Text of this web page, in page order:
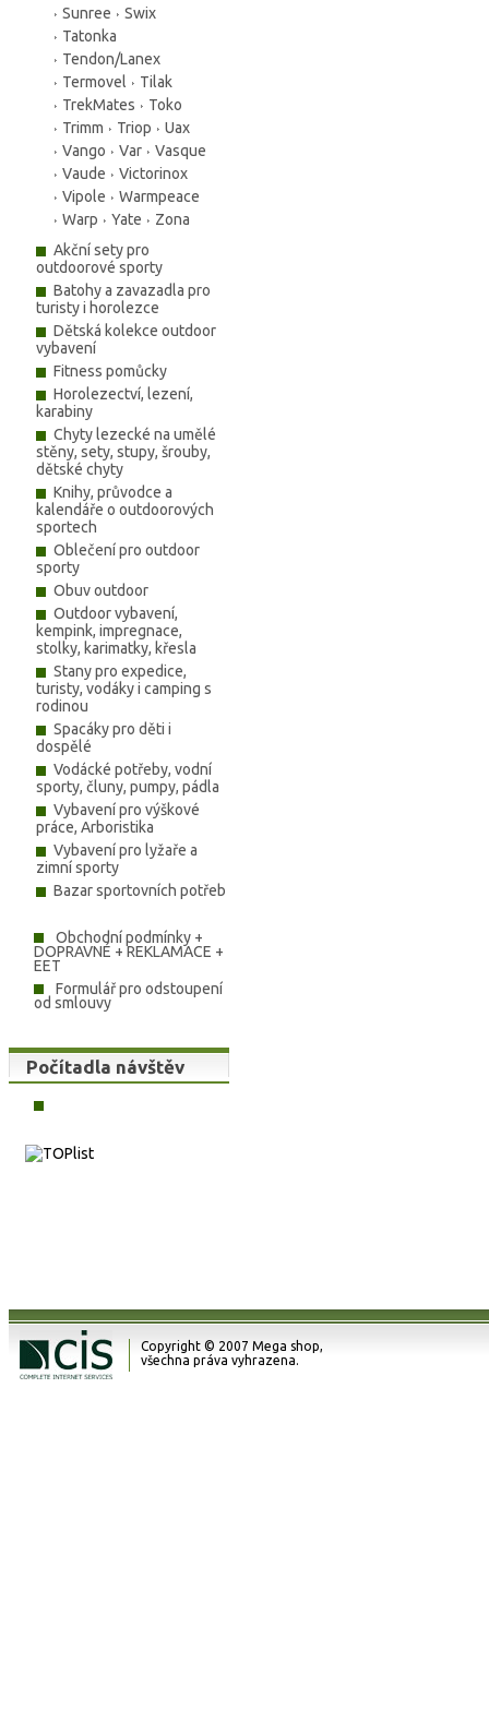
Sunree
Swix
Tatonka
Tendon/Lanex
Termovel
Tilak
TrekMates
Toko
Trimm
Triop
Uax
Vango
Var
Vasque
Vaude
Victorinox
Vipole
Warmpeace
Warp
Yate
Zona
Akční sety pro
outdoorové sporty
Batohy a zavazadla pro
turisty i horolezce
Dětská kolekce outdoor
vybavení
Fitness pomůcky
Horolezectví, lezení,
karabiny
Chyty lezecké na umělé
stěny, sety, stupy, šrouby,
dětské chyty
Knihy, průvodce a
kalendáře o outdoorových
sportech
Oblečení pro outdoor
sporty
Obuv outdoor
Outdoor vybavení,
kempink, impregnace,
stolky, karimatky, křesla
Stany pro expedice,
turisty, vodáky i camping s
rodinou
Spacáky pro děti i
dospělé
Vodácké potřeby, vodní
sporty, čluny, pumpy, pádla
Vybavení pro výškové
práce, Arboristika
Vybavení pro lyžaře a
zimní sporty
Bazar sportovních potřeb
Obchodní podmínky +
DOPRAVNÉ + REKLAMACE +
EET
Formulář pro odstoupení
od smlouvy
Počítadla návštěv
Copyright © 2007 Mega shop,
všechna práva vyhrazena.